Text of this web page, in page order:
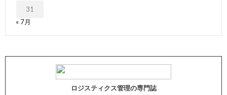
31
« 7月
ロジスティクス管理の専門誌